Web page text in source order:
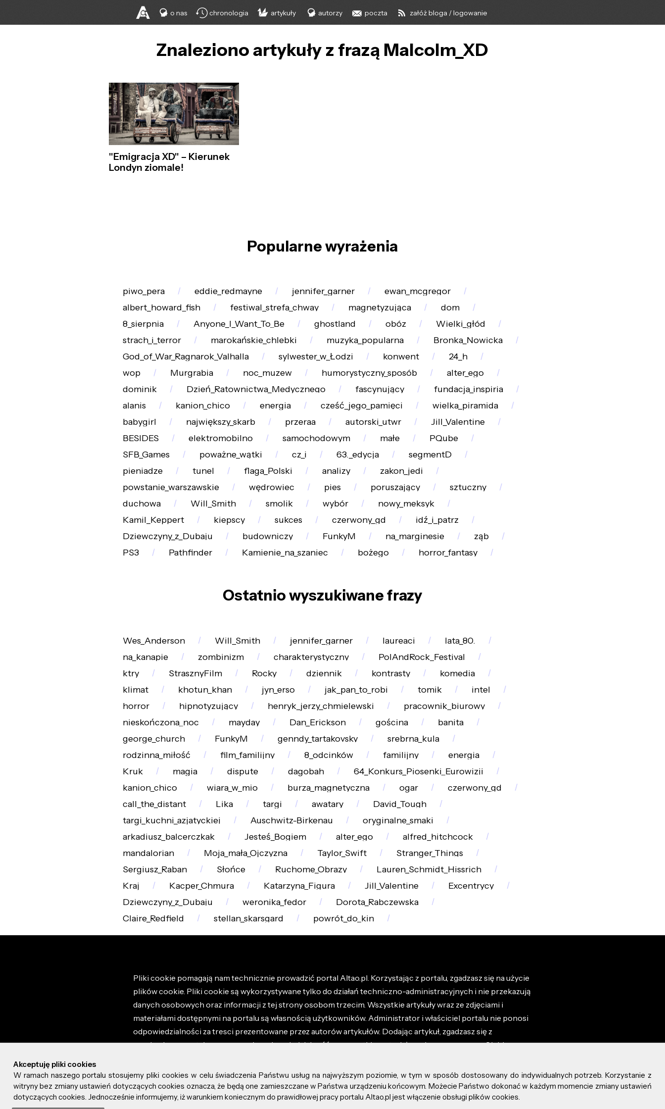
o nas chronologia artykuły autorzy poczta załóż bloga / logowanie
Znaleziono artykuły z frazą Malcolm_XD
"Emigracja XD" – Kierunek
Londyn ziomale!
Popularne wyrażenia
piwo_pera eddie_redmayne jennifer_garner
ewan_mcgregor
albert_howard_fish
festiwal_strefa_chway magnetyzująca
dom
8_sierpnia
Anyone_I_Want_To_Be ghostland obóz
Wielki_głód
strach_i_terror
marokańskie_chlebki muzyka_popularna
Bronka_Nowicka
God_of_War_Ragnarok_Valhalla
sylwester_w_Łodzi konwent
24_h
wop
Murgrabia noc_muzew humorystyczny_sposób
alter_ego
dominik
Dzień_Ratownictwa_Medycznego fascynujący
fundacja_inspiria
alanis
kanion_chico energia cześć_jego_pamięci
wielka_piramida
babygirl
największy_skarb przeraa autorski_utwr
Jill_Valentine
BESIDES
elektromobilno samochodowym małe
PQube
SFB_Games
poważne_wątki cz_i 63._edycja
segmentD
pieniadze
tunel flaga_Polski analizy
zakon_jedi
powstanie_warszawskie
wędrowiec pies poruszający
sztuczny
duchowa
Will_Smith smolik wybór
nowy_meksyk
Kamil_Keppert
kiepscy sukces czerwony_gd
idź_i_patrz
Dziewczyny_z_Dubaju
budowniczy FunkyM na_marginesie
ząb
PS3
Pathfinder Kamienie_na_szaniec bożego horror_fantasy
Ostatnio wyszukiwane frazy
Wes_Anderson Will_Smith jennifer_garner laureaci
lata_80.
na_kanapie
zombinizm charakterystyczny
PolAndRock_Festival
ktry
StrasznyFilm Rocky dziennik kontrasty
komedia
klimat
khotun_khan jyn_erso jak_pan_to_robi tomik
intel
horror
hipnotyzujący henryk_jerzy_chmielewski
pracownik_biurowy
nieskończona_noc
mayday Dan_Erickson gościna
banita
george_church
FunkyM genndy_tartakovsky
srebrna_kula
rodzinna_miłość
film_familijny 8_odcinków familijny
energia
Kruk
magia dispute dagobah
64_Konkurs_Piosenki_Eurowizji
kanion_chico
wiara_w_mio burza_magnetyczna ogar
czerwony_gd
call_the_distant
Lika targi awatary
David_Tough
targi_kuchni_azjatyckiej
Auschwitz-Birkenau
oryginalne_smaki
arkadiusz_balcerczkak
Jesteś_Bogiem alter_ego
alfred_hitchcock
mandalorian
Moja_mała_Ojczyzna Taylor_Swift
Stranger_Things
Sergiusz_Raban
Słońce Ruchome_Obrazy
Lauren_Schmidt_Hissrich
Kraj
Kacper_Chmura Katarzyna_Figura Jill_Valentine
Excentrycy
Dziewczyny_z_Dubaju
weronika_fedor
Dorota_Rabczewska
Claire_Redfield
stellan_skarsgard powrót_do_kin
Pliki cookie pomagają nam technicznie prowadzić portal Altao.pl. Korzystając z portalu, zgadzasz się na użycie
plików cookie. Pliki cookie są wykorzystywane tylko do działań techniczno-administracyjnych i nie przekazują
danych osobowych oraz informacji z tej strony osobom trzecim. Wszystkie artykuły wraz ze zdjęciami i
materiałami dostępnymi na portalu są własnością użytkowników. Administrator i właściciel portalu nie ponosi
odpowiedzialności za tresci prezentowane przez autorów artykułów. Dodając artykuł, zgadzasz się z
regulaminem portalu oraz ponosisz odpowiedzialność za wszystkie materiały umieszczone przez Ciebie na
© 2026 altao.pl. Wszystkie prawa zastrzeżone.
0.059
Akceptuję pliki cookies
W ramach naszego portalu stosujemy pliki cookies w celu świadczenia Państwu usług na najwyższym poziomie, w tym w sposób dostosowany do indywidualnych potrzeb. Korzystanie z
witryny bez zmiany ustawień dotyczących cookies oznacza, że będą one zamieszczane w Państwa urządzeniu końcowym. Możecie Państwo dokonać w każdym momencie zmiany ustawień
dotyczących cookies. Jednocześnie informujemy, iż warunkiem koniecznym do prawidłowej pracy portalu Altao.pl jest włączenie obsługi plików cookies.